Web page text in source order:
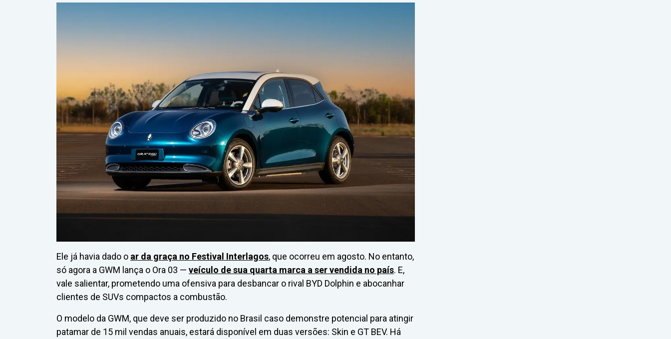
Ele já havia dado o ar da graça no Festival Interlagos, que ocorreu em agosto. No entanto,
só agora a GWM lança o Ora 03 — veículo de sua quarta marca a ser vendida no país. E,
vale salientar, prometendo uma ofensiva para desbancar o rival BYD Dolphin e abocanhar
clientes de SUVs compactos a combustão.
O modelo da GWM, que deve ser produzido no Brasil caso demonstre potencial para atingir
patamar de 15 mil vendas anuais, estará disponível em duas versões: Skin e GT BEV. Há